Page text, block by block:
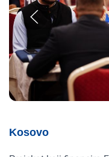
Kosovo